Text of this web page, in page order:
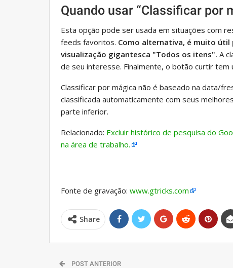
Quando usar “Classificar por
Esta opção pode ser usada em situações com
feeds favoritos. Como alternativa, é muito útil
visualização gigantesca "Todos os itens". A
de seu interesse. Finalmente, o botão curtir tem
Classificar por mágica não é baseado na data/
classificada automaticamente com seus
parte inferior.
Relacionado: Excluir histórico de pesquisa do
na área de trabalho.
Fonte de gravação: www.gtricks.com
Share
POST ANTERIOR